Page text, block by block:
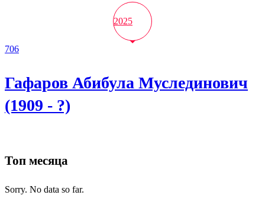
2025
706
Гафаров Абибула Муслединович
(1909 - ?)
Топ месяца
Sorry. No data so far.